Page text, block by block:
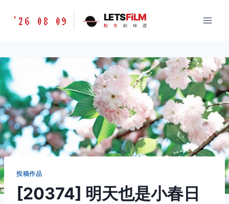
胶
道
LETSFILM
'26 08 09 LETSFiLM
胶 片 的 味 道
投稿作品
[20374] 明天也是小春日